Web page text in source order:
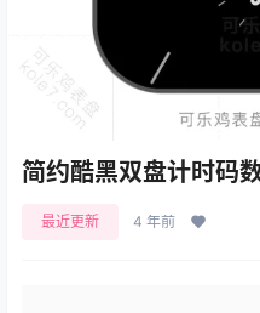
简约酷黑双盘计时码
最近更新 4 年前